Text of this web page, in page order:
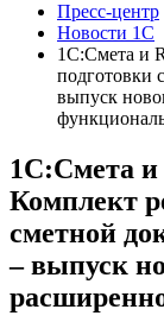
Пресс-центр
Новости 1С
1С:Смета и
подготовки
выпуск
1С:Смета и
Комплект
сметной
– выпуск